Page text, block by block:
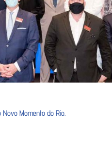
Momento do Rio.